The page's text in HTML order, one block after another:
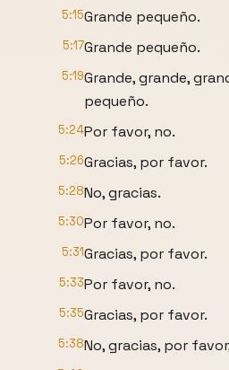
5:15Grande pequeño.
5:17Grande pequeño.
5:19Grande, grande,
pequeño.
5:24Por favor, no.
5:26Gracias, por favor.
5:28No, gracias.
5:30Por favor, no.
5:31Gracias, por favor.
5:33Por favor, no.
5:35Gracias, por favor.
5:38No, gracias, por